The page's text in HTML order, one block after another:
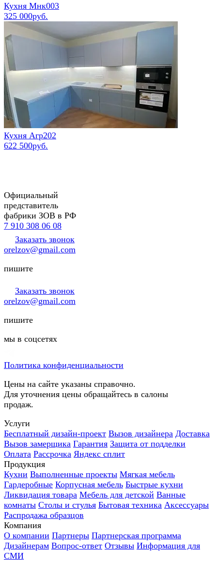
Кухня Мнк003
325 000руб.
Кухня Агр202
622 500руб.
Официальный
представитель
фабрики ЗОВ в РФ
7 910 308 06 08
Заказать звонок
orelzov@gmail.com
пишите
Заказать звонок
orelzov@gmail.com
пишите
мы в соцсетях
Политика конфиденциальности
Цены на сайте указаны справочно.
Для уточнения цены обращайтесь в салоны
продаж.
Услуги
Бесплатный дизайн-проект Вызов дизайнера Доставка
Вызов замерщика Гарантия Защита от подделки
Оплата Рассрочка Яндекс сплит
Продукция
Кухни Выполненные проекты Мягкая мебель
Гардеробные Корпусная мебель Быстрые кухни
Ликвидация товара Мебель для детской Ванные
комнаты Столы и стулья Бытовая техника Аксессуары
Распродажа образцов
Компания
О компании Партнеры Партнерская программа
Дизайнерам Вопрос-ответ Отзывы Информация для
СМИ